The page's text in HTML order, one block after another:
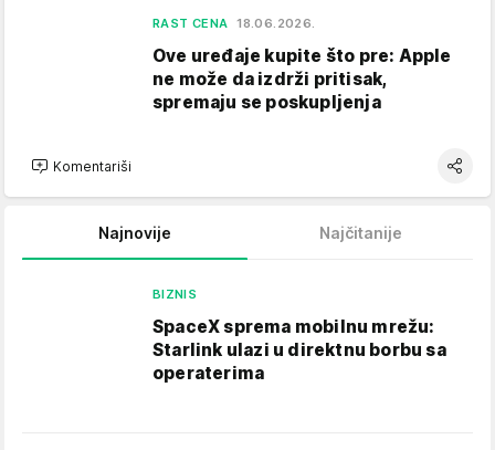
RAST CENA 18.06.2026.
Ove uređaje kupite što pre: Apple
ne može da izdrži pritisak,
spremaju se poskupljenja
Komentariši
Najnovije Najčitanije
BIZNIS
SpaceX sprema mobilnu mrežu:
Starlink ulazi u direktnu borbu sa
operaterima